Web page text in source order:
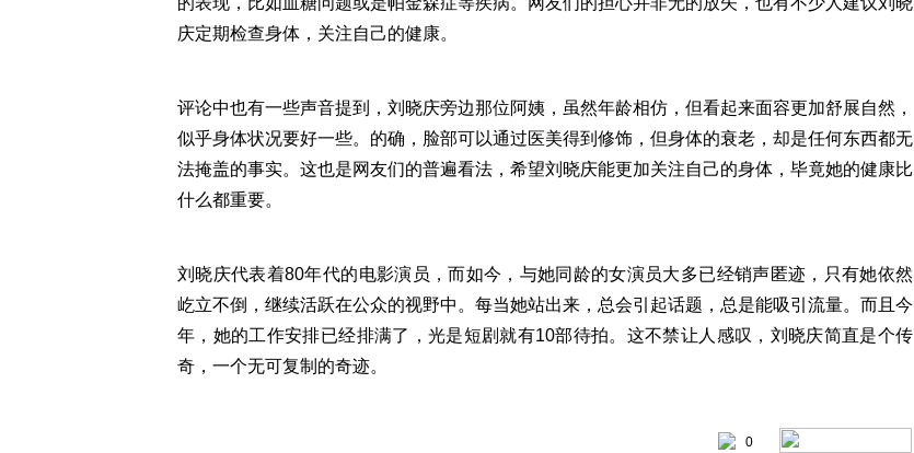
庆定期检查身体，关注自己的健康。
评论中也有一些声音提到，刘晓庆旁边那位阿姨，虽然年龄相仿，但看起来面容更加舒展自然，
似乎身体状况要好一些。的确，脸部可以通过医美得到修饰，但身体的衰老，却是任何东西都无
法掩盖的事实。这也是网友们的普遍看法，希望刘晓庆能更加关注自己的身体，毕竟她的健康比
什么都重要。
刘晓庆代表着80年代的电影演员，而如今，与她同龄的女演员大多已经销声匿迹，只有她依然
屹立不倒，继续活跃在公众的视野中。每当她站出来，总会引起话题，总是能吸引流量。而且今
年，她的工作安排已经排满了，光是短剧就有10部待拍。这不禁让人感叹，刘晓庆简直是个传
奇，一个无可复制的奇迹。
0